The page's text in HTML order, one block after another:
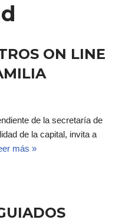
ON LINE
de la secretaría de
de la capital, invita a
más »